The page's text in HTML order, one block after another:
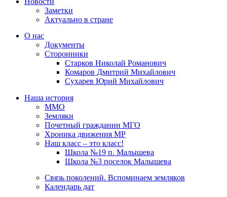
Заметки
Актуально в стране
О нас
Документы
Сторонники
Старков Николай Романович
Комаров Дмитрий Михайлович
Сухарев Юрий Михайлович
Наша история
ММО
Земляки
Почетный гражданин МГО
Хроника движения МР
Наш класс – это класс!
Школа №19 п. Малышева
Школа №3 поселок Малышева
Связь поколений. Вспоминаем земляков
Календарь дат